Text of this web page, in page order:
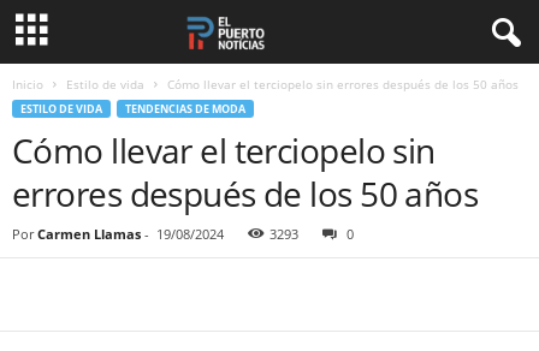
Inicio Estilo de vida Cómo llevar el terciopelo sin errores después de los 50 años
ESTILO DE VIDA TENDENCIAS DE MODA
Cómo llevar el terciopelo sin
errores después de los 50 años
Por Carmen Llamas - 19/08/2024 3293 0